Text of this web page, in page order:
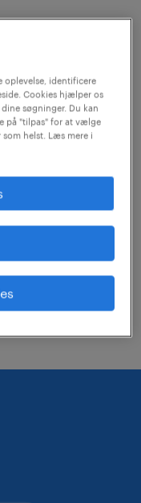
dine
hjælpe:
filtre i din
specifik
og tjek om
oplevelse, identificere
Cookies hjælper os
søgninger. Du kan
på "tilpas" for at vælge
helst. Læs mere i